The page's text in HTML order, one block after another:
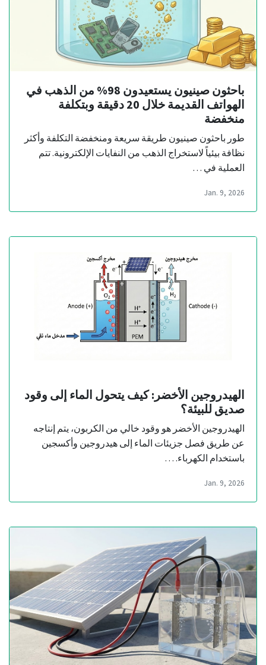
باحثون صينيون يستعيدون 98% من الذهب في
الهواتف القديمة خلال 20 دقيقة وبتكلفة
منخفضة
طور باحثون صينيون طريقة سريعة ومنخفضة التكلفة وأكثر
نظافة بيئياً لاستخراج الذهب من النفايات الإلكترونية. تتم
العملية في …
Jan. 9, 2026
الهيدروجين الأخضر: كيف يتحول الماء إلى وقود
صديق للبيئة؟
الهيدروجين الأخضر هو وقود خالي من الكربون، يتم إنتاجه
عن طريق فصل جزيئات الماء إلى هيدروجين وأكسجين
باستخدام الكهرباء. …
Jan. 9, 2026